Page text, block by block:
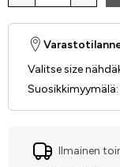
Valitse size
Suosikkimyymälä:
Ilmainen